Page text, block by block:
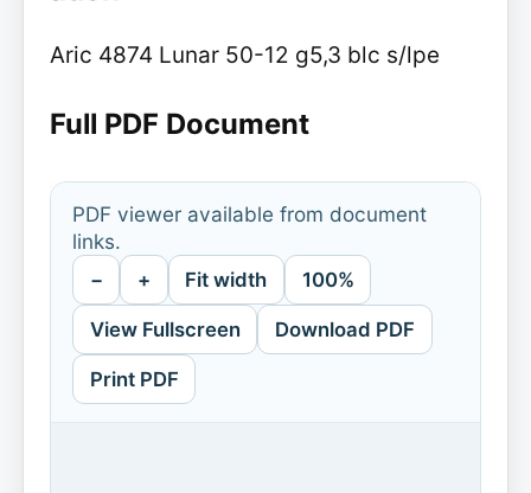
Aric 4874 Lunar 50-12 g5,3 blc s/lpe
Full PDF Document
PDF viewer available from document
links.
− + Fit width 100%
View Fullscreen Download PDF
Print PDF